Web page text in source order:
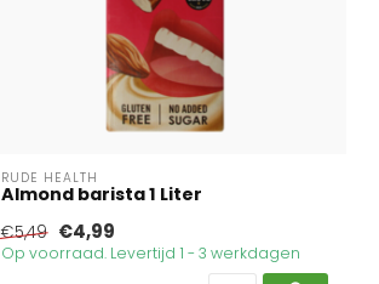
RUDE HEALTH
Almond barista 1 Liter
€5,49 €4,99
Op voorraad. Levertijd 1 - 3 werkdagen